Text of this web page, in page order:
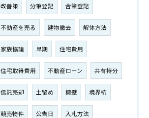
改善策 分筆登記 合筆登記
不動産を売る 建物撤去 解体方法
家族協議 早期 住宅費用
住宅取得費用 不動産ローン 共有持分
信託売却 土留め 擁壁 境界杭
競売物件 公告日 入札方法